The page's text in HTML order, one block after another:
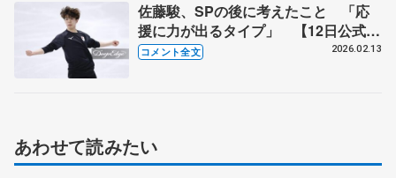
佐藤駿、SPの後に考えたこと 「応
援に力が出るタイプ」 【12日公式練
習後】
コメント全文 2026.02.13
あわせて読みたい